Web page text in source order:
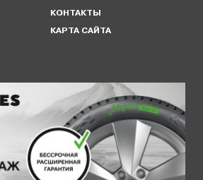
КОНТАКТЫ
КАРТА САЙТА